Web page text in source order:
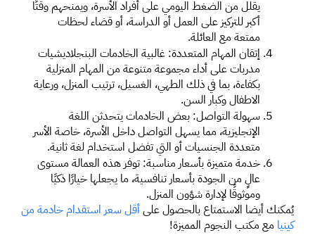
أكبر للتركيز على العمل أو الدراسة، أو قضاء لحظات
ممتعة مع العائلة.
إتقان المهام المتعددة: غالبية الخادمات البنجلاديشيات
مدربات على أداء مجموعة متنوعة من المهام المنزلية
بكفاءة، بما في ذلك الطهي، الغسيل، ترتيب المنزل، ورعاية
الاطفال وكبار السن.
سهولة التواصل: بعض الخادمات يتحدثن اللغة
متعددة الجنسيات أو التي تفضل استخدام لغة ثانية.
خدمة متميزة بأسعار مناسبة: توفر هذه العمالة مستوى
وموثوقًا لإدارة شؤون المنزل.
يُمكنك أيضا الاستمتاع بالحصول على
أقل سعر استقدام خادمة من
كينيا مع مكتب النجوم المميزة!